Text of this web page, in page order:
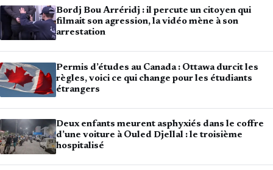
Bordj Bou Arréridj : il percute un citoyen qui
filmait son agression, la vidéo mène à son
arrestation
Permis d’études au Canada : Ottawa durcit les
règles, voici ce qui change pour les étudiants
étrangers
Deux enfants meurent asphyxiés dans le coffre
d’une voiture à Ouled Djellal : le troisième
hospitalisé